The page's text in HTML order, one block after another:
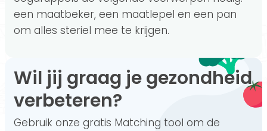
een maatbeker, een maatlepel en een pan
om alles steriel mee te krijgen.
Wil jij graag je gezondheid
verbeteren?
Gebruik onze gratis Matching tool om de